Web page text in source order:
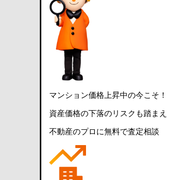
マンション価格上昇中の今こそ！
資産価格の下落のリスクも踏まえ
不動産のプロに無料で査定相談